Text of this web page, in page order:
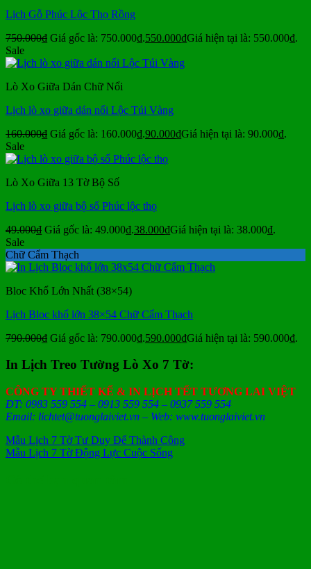
Lịch Gỗ Phúc Lộc Thọ Rồng
750.000₫ Giá gốc là: 750.000₫.550.000₫Giá hiện tại là: 550.000₫.
Sale
Lò Xo Giữa Dán Chữ Nổi
Lịch lò xo giữa dán nổi Lộc Túi Vàng
160.000₫ Giá gốc là: 160.000₫.90.000₫Giá hiện tại là: 90.000₫.
Sale
Lò Xo Giữa 13 Tờ Bộ Số
Lịch lò xo giữa bộ số Phúc lộc thọ
49.000₫ Giá gốc là: 49.000₫.38.000₫Giá hiện tại là: 38.000₫.
Sale
Chữ Cẩm Thạch
Bloc Khổ Lớn Nhất (38×54)
Lịch Bloc khổ lớn 38×54 Chữ Cẩm Thạch
790.000₫ Giá gốc là: 790.000₫.590.000₫Giá hiện tại là: 590.000₫.
In Lịch Treo Tường Lò Xo 7 Tờ:
CÔNG TY THIẾT KẾ & IN LỊCH TẾT TƯƠNG LAI VIỆT
ĐT: 0983 559 554 – 0913 559 554 – 0937 559 554
Email: lichtet@tuonglaiviet.vn – Web: www.tuonglaiviet.vn
Mẫu Lịch 7 Tờ Tư Duy Để Thành Công
Mẫu Lịch 7 Tờ Động Lực Cuộc Sống